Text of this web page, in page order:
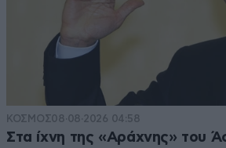
ΚΟΣΜΟΣ08·08·2026 04:58
Στα ίχνη της «Αράχνης» του